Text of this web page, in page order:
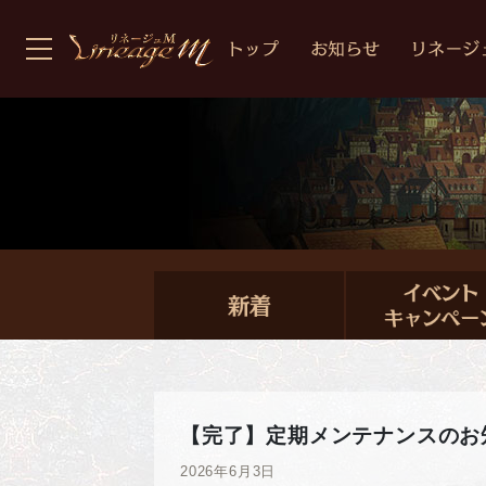
【完了】定期メンテナンスの
2026年6月3日